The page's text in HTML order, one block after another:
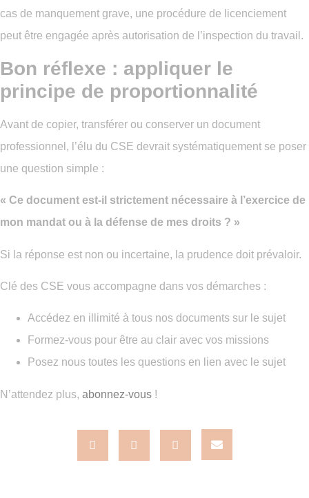
cas de manquement grave, une procédure de licenciement
peut être engagée après autorisation de l’inspection du travail.
Bon réflexe : appliquer le
principe de proportionnalité
Avant de copier, transférer ou conserver un document
professionnel, l’élu du CSE devrait systématiquement se poser
une question simple :
« Ce document est-il strictement nécessaire à l’exercice de
mon mandat ou à la défense de mes droits ? »
Si la réponse est non ou incertaine, la prudence doit prévaloir.
Clé des CSE vous accompagne dans vos démarches :
Accédez en illimité à tous nos documents sur le sujet
Formez-vous pour être au clair avec vos missions
Posez nous toutes les questions en lien avec le sujet
N’attendez plus, abonnez-vous !